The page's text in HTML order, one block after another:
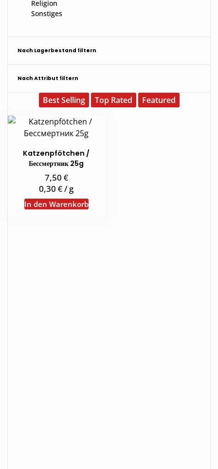
Religion
Sonstiges
Nach Lagerbestand filtern
Nach Attribut filtern
Best Selling Top Rated Featured
Katzenpfötchen /
Бессмертник 25g
7,50 €
0,30€/g
In den Warenkorb